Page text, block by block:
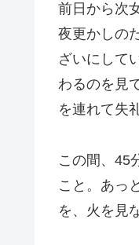
前日から次
夜更かしの
ざいにして
わるのを見
を連れて失
この間、45
こと。あっ
を、火を見